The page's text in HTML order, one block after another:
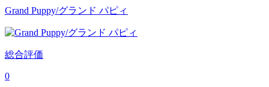
Grand Puppy/グランド パピィ
総合評価
0